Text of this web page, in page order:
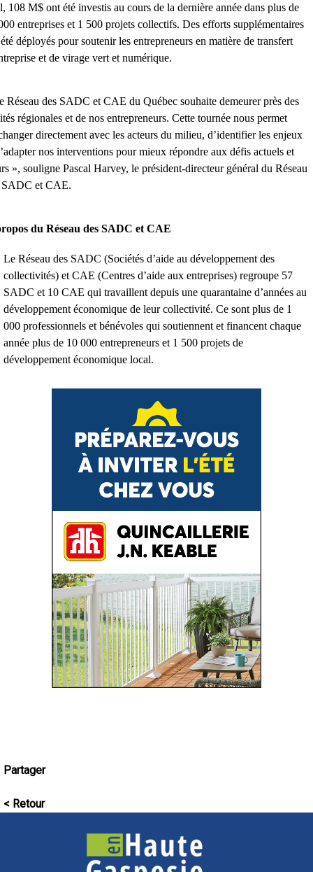
108 M$ ont été investis au cours de la dernière année dans plus de
entreprises et 1 500 projets collectifs. Des efforts supplémentaires
déployés pour soutenir les entrepreneurs en matière de transfert
et de virage vert et numérique.
Réseau des SADC et CAE du Québec souhaite demeurer près des
régionales et de nos entrepreneurs. Cette tournée nous permet
directement avec les acteurs du milieu, d’identifier les enjeux
nos interventions pour mieux répondre aux défis actuels et
», souligne Pascal Harvey, le président-directeur général du Réseau
SADC et CAE.
du Réseau des SADC et CAE
Le Réseau des SADC (Sociétés d’aide au développement des
collectivités) et CAE (Centres d’aide aux entreprises) regroupe 57
SADC et 10 CAE qui travaillent depuis une quarantaine d’années au
développement économique de leur collectivité. Ce sont plus de 1
000 professionnels et bénévoles qui soutiennent et financent chaque
année plus de 10 000 entrepreneurs et 1 500 projets de
développement économique local.
Partager
< Retour